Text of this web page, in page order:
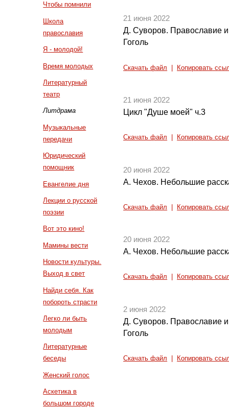
Чтобы помнили
Школа
православия
Я - молодой!
Время молодых
Литературный
театр
Литдрама
Музыкальные
передачи
Юридический
помощник
Евангелие дня
Лекции о русской
поэзии
Вот это кино!
Мамины вести
Новости культуры.
Выход в свет
Найди себя. Как
побороть страсти
Легко ли быть
молодым
Литературные
беседы
Женский голос
Аскетика в
большом городе
21 июня 2022
Д. Суворов. Православие и
Гоголь
Скачать файл Копировать
21 июня 2022
Цикл "Душе моей" ч.3
Скачать файл Копировать
20 июня 2022
А. Чехов. Небольшие
Скачать файл Копировать
20 июня 2022
А. Чехов. Небольшие
Скачать файл Копировать
2 июня 2022
Д. Суворов. Православие и
Гоголь
Скачать файл Копировать